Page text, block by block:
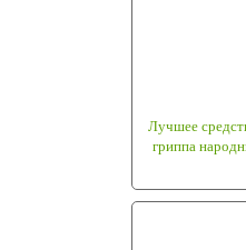
Лучшее
гриппа